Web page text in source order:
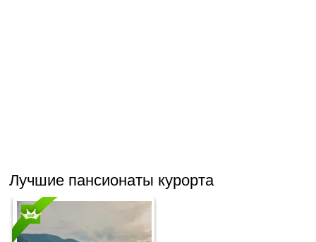
Лучшие пансионаты курорта